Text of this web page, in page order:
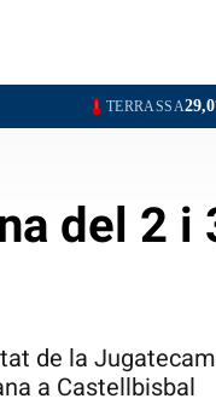
TERRASSA29,0°SANT
del 2 i
de la
a Castellbisbal